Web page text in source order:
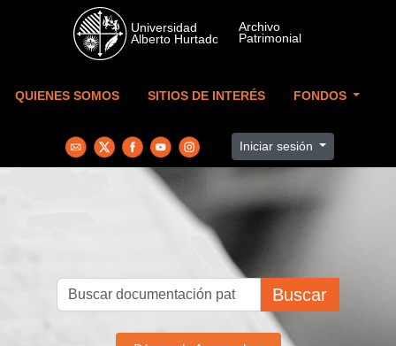
Skip to main content
QUIENES SOMOS SITIOS DE INTERÉS FONDOS
Iniciar sesión
Buscar